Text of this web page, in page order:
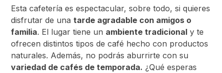
Esta cafetería es espectacular, sobre todo, si quieres
disfrutar de unatarde agradable con amigos o
familia. El lugar tiene un ambiente tradicional y te
ofrecen distintos tipos de café hecho con productos
naturales. Además, no podrás aburrirte con su
variedad de cafés de temporada. ¿Qué esperas